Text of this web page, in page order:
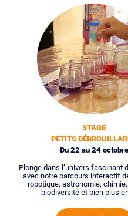
STAGE
PETITS
Du 22 au 24 octobre
Plonge dans l’univers fascinant
avec notre parcours interactif
robotique, astronomie,
biodiversité et bien plus